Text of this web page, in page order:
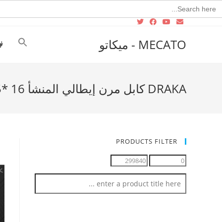
Search
for:
MECATO - ميكاتو
DRAKA كابل مرن إيطالي المنشأ 16 *0.75
PRODUCTS FILTER